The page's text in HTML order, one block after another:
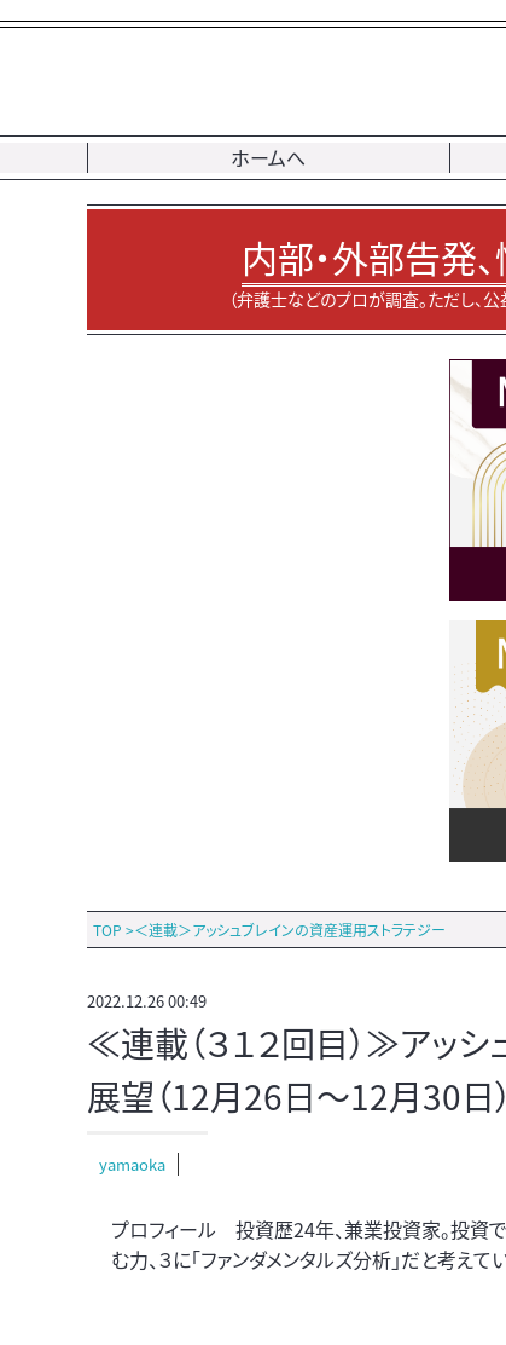
ホームへ
内部・外部告発
（弁護士などのプロが調査。ただし、
TOP >＜連載＞アッシュブレインの資産運用ストラテジー
2022.12.26 00:49
≪連載（３１２回目）≫アッ
展望（12月26日～12月30日）
yamaoka
プロフィール 投資歴24年、兼業投資家。投資で
む力、３に「ファンダメンタルズ分析」だと考え